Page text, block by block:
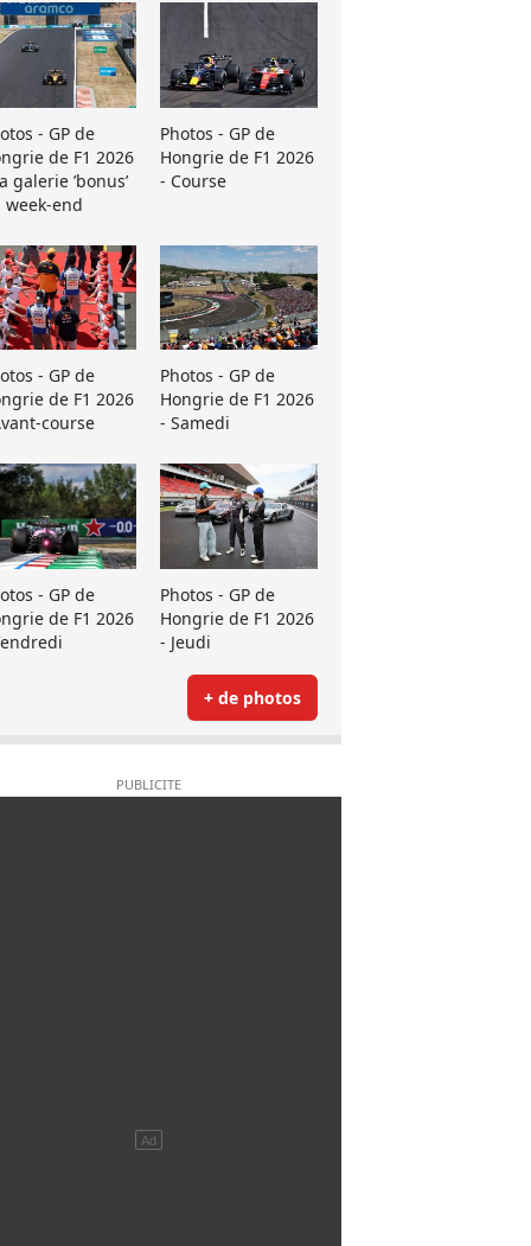
- GP de
de F1 2026
galerie ’bonus’
week-end
Photos - GP de
Hongrie de F1 2026
- Course
- GP de
de F1 2026
course
Photos - GP de
Hongrie de F1 2026
- Samedi
- GP de
de F1 2026
Photos - GP de
Hongrie de F1 2026
- Jeudi
+ de photos